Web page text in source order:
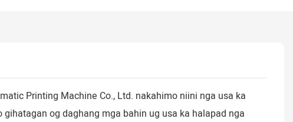
Printing Machine Co., Ltd. nakahimo niini nga usa ka
og daghang mga bahin ug usa ka halapad nga